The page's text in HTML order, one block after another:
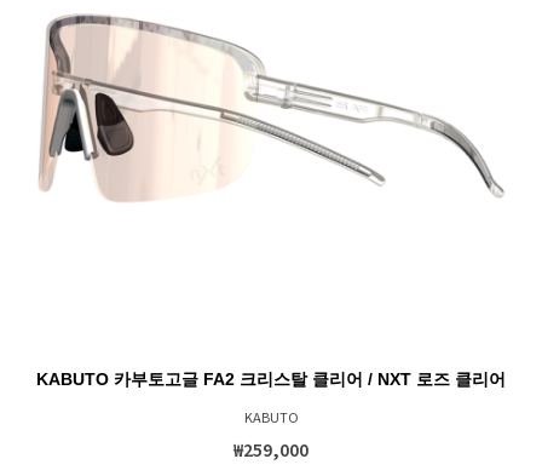
KABUTO 카부토고글 FA2 크리스탈 클리어 / NXT 로즈 클리어
KABUTO
₩259,000